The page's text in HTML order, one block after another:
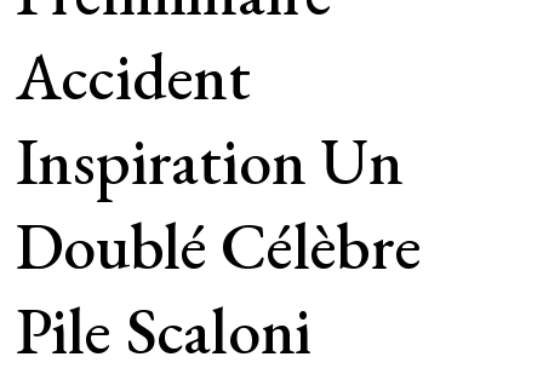
Accident
Inspiration Un
Doublé Célèbre
Pile Scaloni